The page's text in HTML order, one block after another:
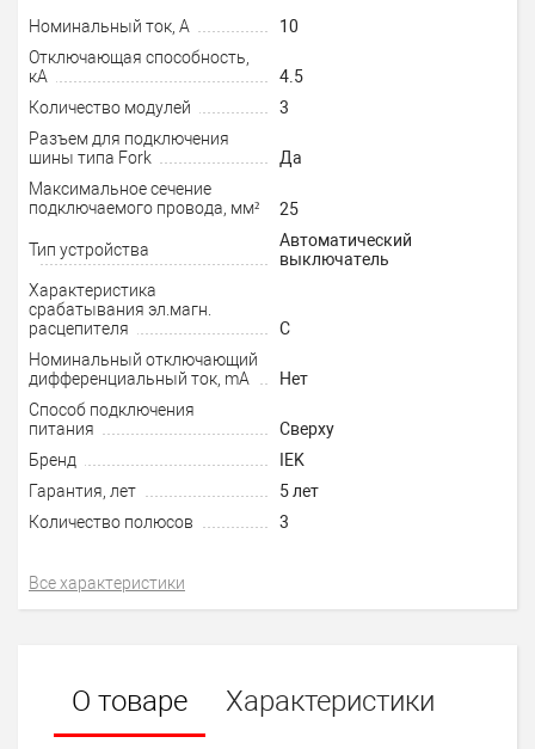
Номинальный ток, А
10
Отключающая способность,
кА
4.5
Количество модулей
3
Разъем для подключения
шины типа Fork
Да
Максимальное сечение
подключаемого провода, мм²
25
Тип устройства
Автоматический
выключатель
Характеристика
срабатывания эл.магн.
расцепителя
C
Номинальный отключающий
дифференциальный ток, mA
Нет
Способ подключения
питания
Сверху
Бренд
IEK
Гарантия, лет
5 лет
Количество полюсов
3
Все характеристики
О товаре
Характеристики